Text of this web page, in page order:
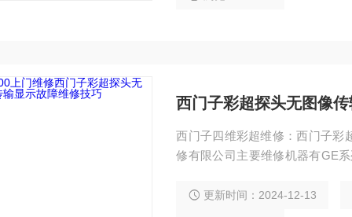
西门子彩超探头无图像
西门子四维彩超维修：西门子彩
修有限公司主要维修机器有GE
小时到达现场，（有备件的情
更新时间：2024-12-13